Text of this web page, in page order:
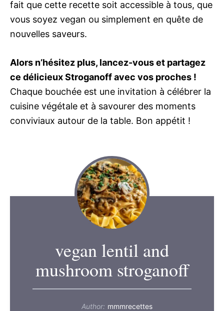
fait que cette recette soit accessible à tous, que
vous soyez vegan ou simplement en quête de
nouvelles saveurs.
Alors n’hésitez plus, lancez-vous et partagez
ce délicieux Stroganoff avec vos proches !
Chaque bouchée est une invitation à célébrer la
cuisine végétale et à savourer des moments
conviviaux autour de la table. Bon appétit !
vegan lentil and
mushroom stroganoff
Author: mmmrecettes